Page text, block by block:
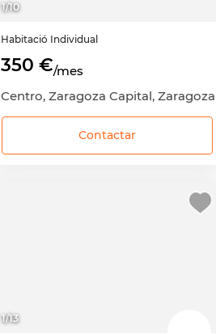
1/10
Habitació Individual
350 €/mes
Centro, Zaragoza Capital, Zaragoza
Contactar
1/13